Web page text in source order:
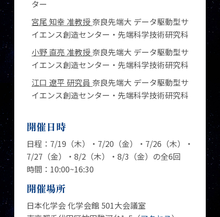
ター
宮尾 知幸 准教授奈良先端大 データ駆動型サ
イエンス創造センター・先端科学技術研究科
小野 直亮 准教授奈良先端大 データ駆動型サ
イエンス創造センター・先端科学技術研究科
江口 遼平 研究員奈良先端大 データ駆動型サ
イエンス創造センター・先端科学技術研究科
開催日時
日程：7/19（木）・7/20（金）・7/26（木）・
7/27（金）・8/2（木）・8/3（金）の全6回
時間：10:00~16:30
開催場所
日本化学会 化学会館 501大会議室